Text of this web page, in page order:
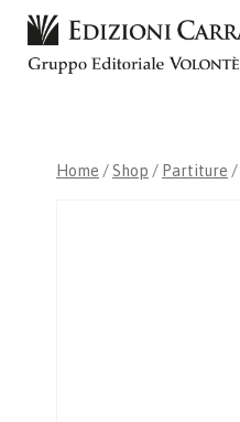
Skip
content
Home / Shop / Partiture /